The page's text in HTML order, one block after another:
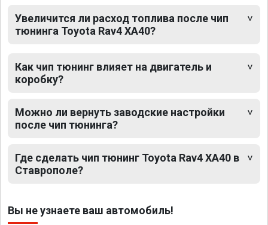
Увеличится ли расход топлива после чип
тюнинга Toyota Rav4 XA40?
Как чип тюнинг влияет на двигатель и
коробку?
Можно ли вернуть заводские настройки
после чип тюнинга?
Где сделать чип тюнинг Toyota Rav4 XA40 в
Ставрополе?
Вы не узнаете ваш автомобиль!